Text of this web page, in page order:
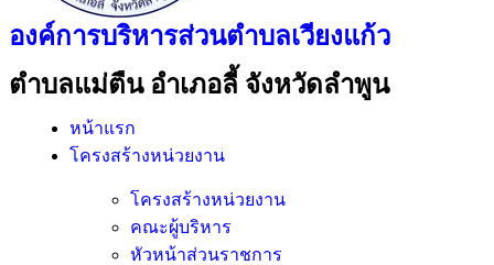
องค์การบริหารส่วนตำบลเวียงแก้ว
ตำบลแม่ตืน อำเภอลี้ จังหวัดลำพูน
หน้าแรก
โครงสร้างหน่วยงาน
โครงสร้างหน่วยงาน
คณะผู้บริหาร
หัวหน้าส่วนราชการ